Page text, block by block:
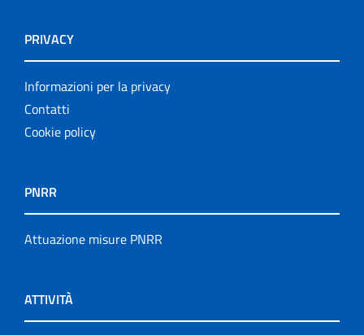
PRIVACY
Informazioni per la privacy
Contatti
Cookie policy
PNRR
Attuazione misure PNRR
ATTIVITÀ